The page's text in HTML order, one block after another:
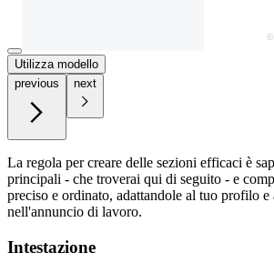
Utilizza modello
previous
next
La regola per creare delle sezioni efficaci è
principali - che troverai qui di seguito - e
preciso e ordinato, adattandole al tuo profilo e
nell'annuncio di lavoro.
Intestazione